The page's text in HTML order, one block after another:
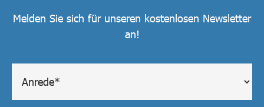
Melden Sie sich für unseren kostenlosen Newsletter
an!